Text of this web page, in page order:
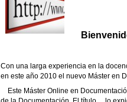
Con una larga experiencia en la
en este año 2010 el nuevo Máster en
Este Máster Online en